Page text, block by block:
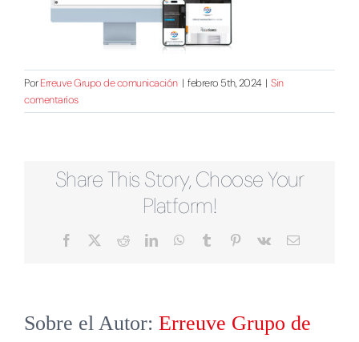
PorErreuve Grupo de comunicación | febrero 5th, 2024 | Sin
comentarios
Share This Story, Choose Your
Platform!
Facebook RedditLinkedInWhatsApp
Tumblr PinterestVk
Correo
Sobre el Autor: Erreuve Grupo de